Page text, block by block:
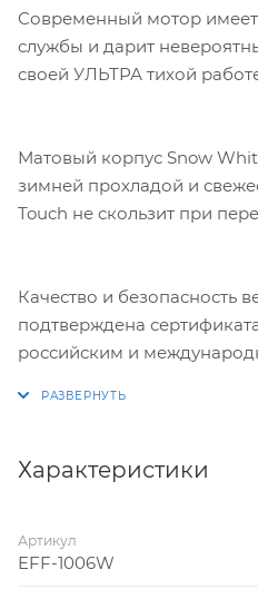
Современный мотор
службы и дарит
своей УЛЬТРА тихой
Матовый корпус Snow
зимней прохладой и
Touch не скользит при
Качество и безопасность
подтверждена
российским и
Характеристики
Артикул
EFF-1006W